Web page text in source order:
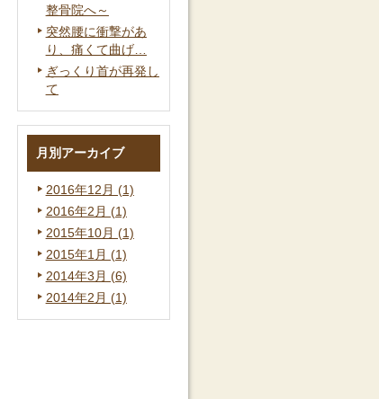
整骨院へ～
突然腰に衝撃があ
り、痛くて曲げ…
ぎっくり首が再発し
て
月別アーカイブ
2016年12月 (1)
2016年2月 (1)
2015年10月 (1)
2015年1月 (1)
2014年3月 (6)
2014年2月 (1)